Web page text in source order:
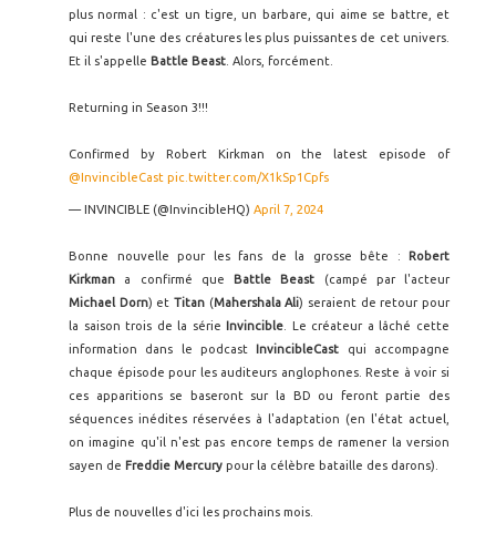
plus normal : c'est un tigre, un barbare, qui aime se battre, et
qui reste l'une des créatures les plus puissantes de cet univers.
Et il s'appelle Battle Beast . Alors, forcément.
Returning in Season 3!!!
Confirmed by Robert Kirkman on the latest episode of
@InvincibleCast pic.twitter.com/X1kSp1Cpfs
— INVINCIBLE (@InvincibleHQ) April 7, 2024
Bonne nouvelle pour les fans de la grosse bête :
Robert
Kirkman a confirmé que Battle Beast (campé par l'acteur
Michael Dorn) etTitan (Mahershala Ali) seraient de retour pour
la saison trois de la série
Invincible . Le créateur a lâché cette
information dans le podcast
InvincibleCast qui accompagne
chaque épisode pour les auditeurs anglophones. Reste à voir si
ces apparitions se baseront sur la BD ou feront partie des
séquences inédites réservées à l'adaptation (en l'état actuel,
on imagine qu'il n'est pas encore temps de ramener la version
sayen de Freddie Mercury pour la célèbre bataille des darons).
Plus de nouvelles d'ici les prochains mois.